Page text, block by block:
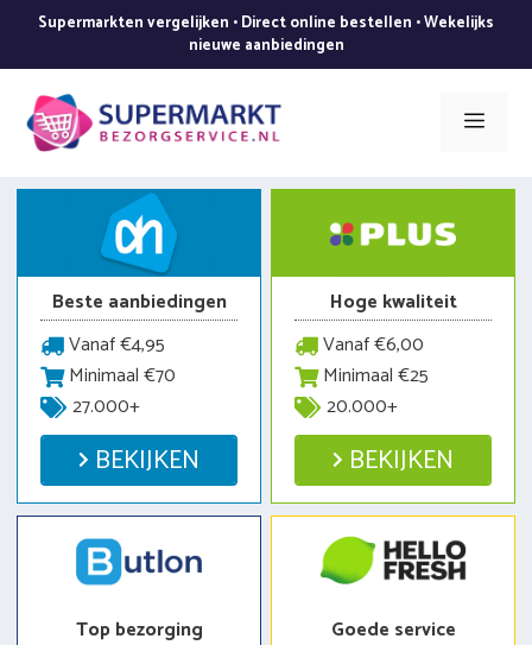
de
inhoud
Supermarkten vergelijken • Direct online bestellen • Wekelijks
nieuwe aanbiedingen
Menu
Beste aanbiedingen
Vanaf €4,95
Minimaal €70
27.000+
BEKIJKEN
Hoge kwaliteit
Vanaf €6,00
Minimaal €25
20.000+
BEKIJKEN
Top bezorging
Goede service